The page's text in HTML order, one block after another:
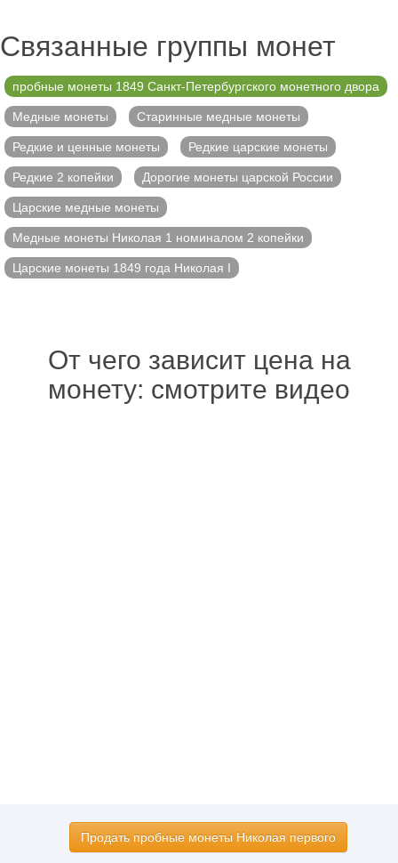
Связанные группы монет
пробные монеты 1849 Санкт-Петербургского монетного двора
Медные монеты Старинные медные монеты
Редкие и ценные монеты Редкие царские монеты
Редкие 2 копейки Дорогие монеты царской России
Царские медные монеты
Медные монеты Николая 1 номиналом 2 копейки
Царские монеты 1849 года Николая I
От чего зависит цена на
монету: смотрите видео
Продать пробные монеты Николая первого